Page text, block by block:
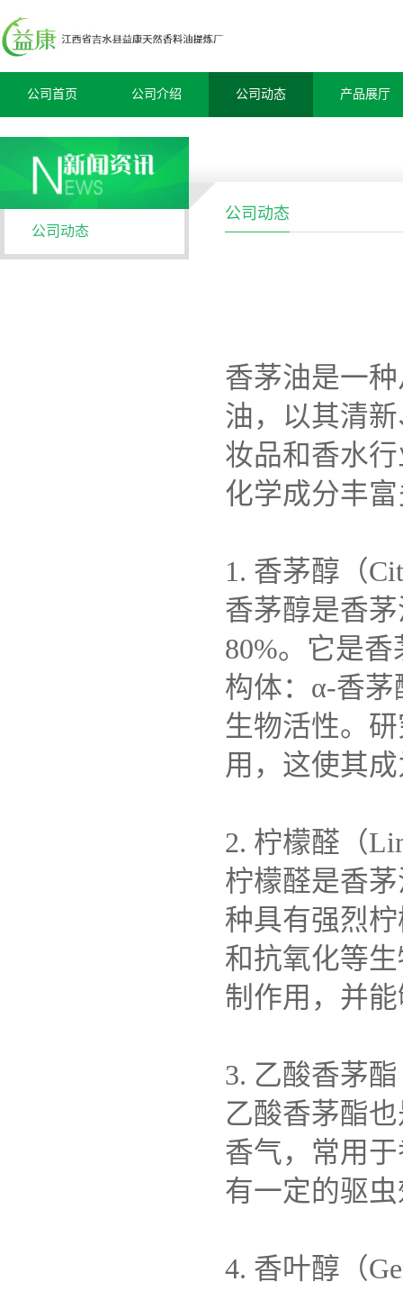
公司首页 公司介绍 公司动态 产品展厅
公司动态
公司动态
香茅油是一种
油，以其清
妆品和香水
化学成分丰
1. 香茅醇（
香茅醇是香
80%。它是
构体：α-香
生物活性。
用，这使其
2. 柠檬醛（
柠檬醛是香
种具有强烈
和抗氧化等
制作用，并
3. 乙酸香茅
乙酸香茅酯
香气，常用
有一定的驱
4. 香叶醇（